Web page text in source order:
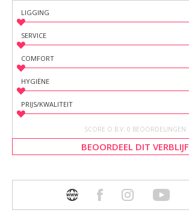
LIGGING
SERVICE
COMFORT
HYGIËNE
PRIJS/KWALITEIT
SCORE O.B.V. 0 BEOORDELINGEN
BEOORDEEL DIT VERBLIJF